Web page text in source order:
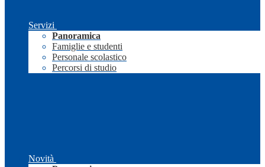
Servizi
Panoramica
Famiglie e studenti
Personale scolastico
Percorsi di studio
Novità